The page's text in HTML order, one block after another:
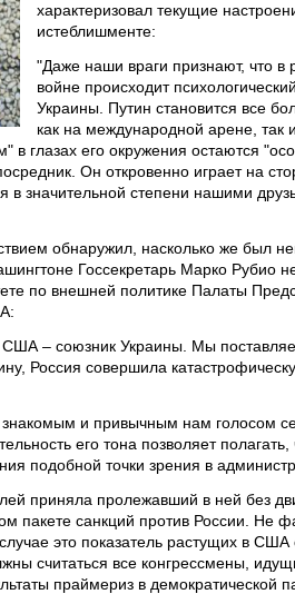
характеризовал текущие
истеблишменте:
"Даже наши враги признают, что в
войне происходит
Украины. Путин становится все
как на международной арене, так
в глазах его окружения остаются
Он откровенно играет на
в значительной степени нашими
обнаружил, насколько же был
Госсекретарь Марко Рубио
по внешней политике Палаты
– союзник Украины. Мы
Россия совершила
и привычным нам голосом
его тона позволяет полагать,
подобной точки зрения в
приняла пролежавший в ней без
пакете санкций против России. Не
это показатель растущих в США
считаться все конгрессмены,
праймериз в демократической